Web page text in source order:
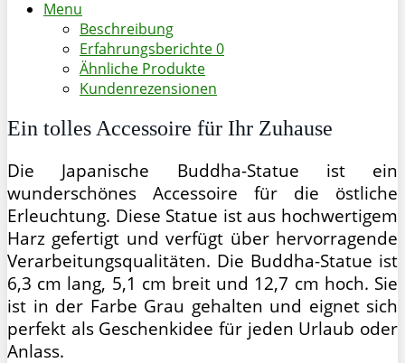
Menu
Beschreibung
Erfahrungsberichte0
Ähnliche Produkte
Kundenrezensionen
Ein tolles Accessoire für Ihr Zuhause
Die Japanische Buddha-Statue ist ein
wunderschönes Accessoire für die östliche
Erleuchtung. Diese Statue ist aus hochwertigem
Harz gefertigt und verfügt über hervorragende
Verarbeitungsqualitäten. Die Buddha-Statue ist
6,3 cm lang, 5,1 cm breit und 12,7 cm hoch. Sie
ist in der Farbe Grau gehalten und eignet sich
perfekt als Geschenkidee für jeden Urlaub oder
Anlass.